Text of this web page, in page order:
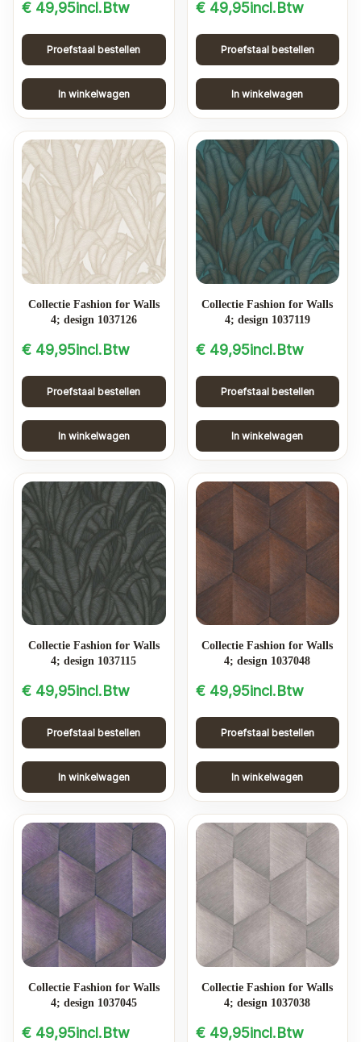
€ 49,95incl.Btw
Proefstaal bestellen
In winkelwagen
€49,95incl.Btw
Proefstaal bestellen
In winkelwagen
Collectie Fashion for Walls
4; design 1037126
€ 49,95incl.Btw
Proefstaal bestellen
In winkelwagen
Collectie Fashion for Walls
4; design 1037119
€49,95incl.Btw
Proefstaal bestellen
In winkelwagen
Collectie Fashion for Walls
4; design 1037115
€ 49,95incl.Btw
Proefstaal bestellen
In winkelwagen
Collectie Fashion for Walls
4; design 1037048
€49,95incl.Btw
Proefstaal bestellen
In winkelwagen
Collectie Fashion for Walls
4; design 1037045
€ 49,95incl.Btw
Collectie Fashion for Walls
4; design 1037038
€49,95incl.Btw